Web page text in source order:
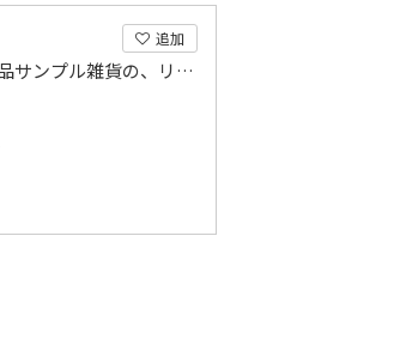
追加
「お、リアル！」お祝いの贈り物に日本製食品サンプル雑貨の、リアルギフトおりある